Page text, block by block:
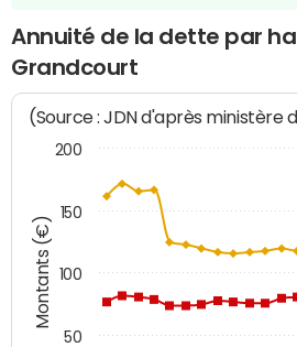
Annuité de la dette par
Grandcourt
Montants (€)
(Source : JDN d'après ministère
50
100
150
200